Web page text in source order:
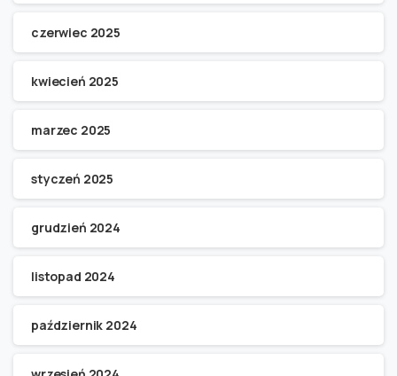
czerwiec 2025
kwiecień 2025
marzec 2025
styczeń 2025
grudzień 2024
listopad 2024
październik 2024